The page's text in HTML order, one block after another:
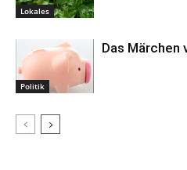
Lokales
Politik
Das Märchen